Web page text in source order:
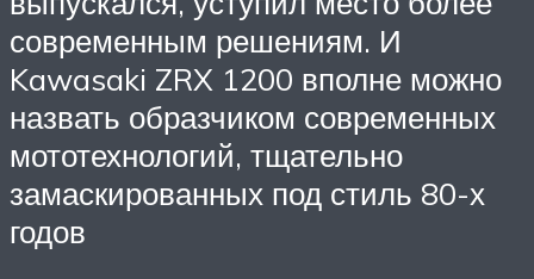
современным решениям. И
Kawasaki ZRX 1200 вполне можно
назвать образчиком современных
мототехнологий, тщательно
замаскированных под стиль 80-х
годов